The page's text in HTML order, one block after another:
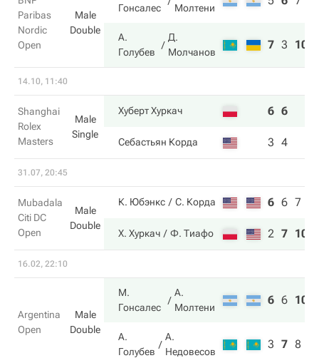
Paribas
Nordic
Open
Male
Double
Гонсалес
Молтени
А.
Голубев
Д.
Молчанов
7 3 10
14.10, 11:40
Shanghai
Rolex
Masters
Male
Single
Хуберт Хуркач 6 6
Себастьян Корда 3 4
31.07, 20:45
Mubadala
Citi DC
Open
Male
Double
К. Юбэнкс С. Корда 6 6 7
Х. Хуркач Ф. Тиафо 2 7 10
16.02, 22:10
Argentina
Open
Male
Double
М.
Гонсалес
А.
Молтени
6 6 10
А.
Голубев
А.
Недовесов
3 7 8